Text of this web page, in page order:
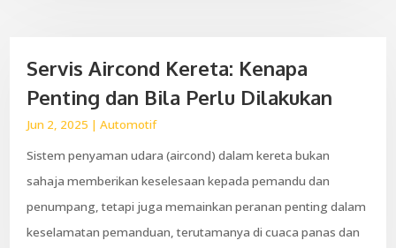
Servis Aircond Kereta: Kenapa
Penting dan Bila Perlu Dilakukan
Jun 2, 2025 |Automotif
Sistem penyaman udara (aircond) dalam kereta bukan
sahaja memberikan keselesaan kepada pemandu dan
penumpang, tetapi juga memainkan peranan penting dalam
keselamatan pemanduan, terutamanya di cuaca panas dan